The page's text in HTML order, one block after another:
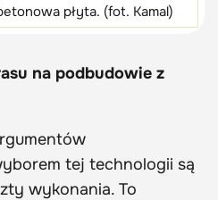
płyta. (fot. Kamal)
na podbudowie z
tej technologii są
wykonania. To